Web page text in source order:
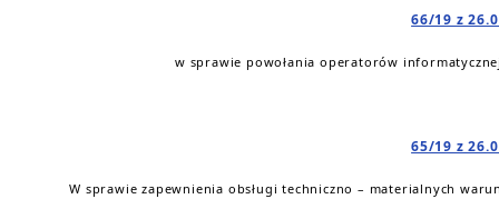
66/19 z
w sprawie powołania operatorów
65/19 z
W sprawie zapewnienia obsługi techniczno – materialnych